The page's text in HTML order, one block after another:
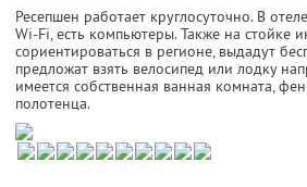
Ресепшен работает круглосуточно. В
Wi-Fi, есть компьютеры. Также на стойке
сориентироваться в регионе, выдадут
предложат взять велосипед или лодку
имеется собственная ванная комната,
полотенца.